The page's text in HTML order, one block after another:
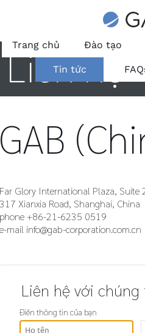
Trang chủ Đào tạo
Tin tức
Liên hệ
Far Glory International Plaza, Suite
317 Xianxia Road, Shanghai, China
phone +86-21-6235 0519
e-mail info@gab-corporation.com.cn
Liên hệ với chúng
Điền thông tin của bạn